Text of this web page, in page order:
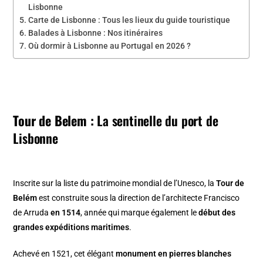
Lisbonne
Carte de Lisbonne : Tous les lieux du guide touristique
Balades à Lisbonne : Nos itinéraires
Où dormir à Lisbonne au Portugal en 2026 ?
Tour de Belem : La sentinelle du port de
Lisbonne
Inscrite sur la liste du patrimoine mondial de l’Unesco, laTour de
Belémest construite sous la direction de l’architecte Francisco
de Arrudaen 1514, année qui marque également ledébut des
grandes expéditions maritimes.
Achevé en 1521, cet élégantmonument en pierres blanches